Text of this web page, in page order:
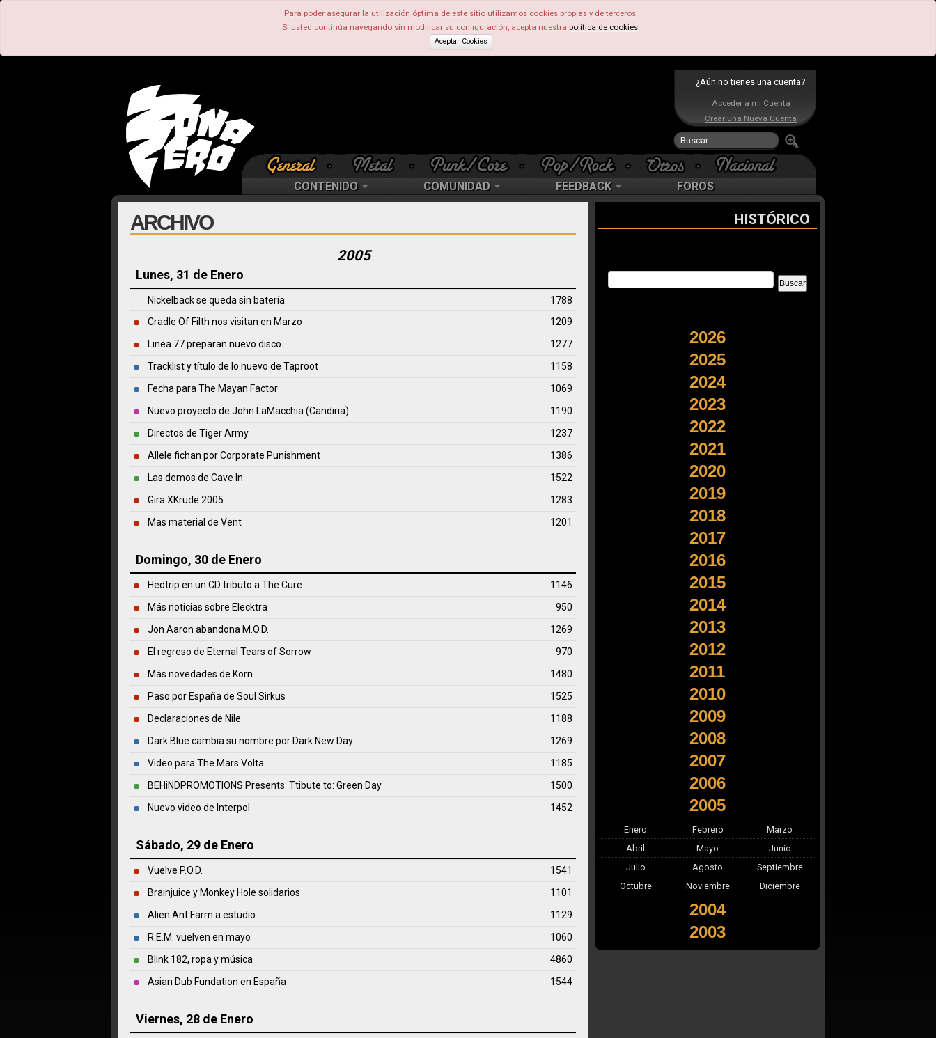
Para poder asegurar la utilización óptima de este sitio utilizamos cookies propias y de terceros.
Si usted continúa navegando sin modificar su configuración, acepta nuestra política de cookies.
Aceptar Cookies
¿Aún no tienes una cuenta?
Acceder a mi Cuenta
Crear una Nueva Cuenta
CONTENIDO COMUNIDAD FEEDBACK FOROS
ARCHIVO
2005
Lunes, 31 de Enero
Nickelback se queda sin batería
1788
Cradle Of Filth nos visitan en Marzo
1209
Linea 77 preparan nuevo disco
1277
Tracklist y título de lo nuevo de Taproot
1158
Fecha para The Mayan Factor
1069
Nuevo proyecto de John LaMacchia (Candiria)
1190
Directos de Tiger Army
1237
Allele fichan por Corporate Punishment
1386
Las demos de Cave In
1522
Gira XKrude 2005
1283
Mas material de Vent
1201
Domingo, 30 de Enero
Hedtrip en un CD tributo a The Cure
1146
Más noticias sobre Elecktra
950
Jon Aaron abandona M.O.D.
1269
El regreso de Eternal Tears of Sorrow
970
Más novedades de Korn
1480
Paso por España de Soul Sirkus
1525
Declaraciones de Nile
1188
Dark Blue cambia su nombre por Dark New Day
1269
Video para The Mars Volta
1185
BEHiNDPROMOTIONS Presents: Ttibute to: Green Day
1500
Nuevo video de Interpol
1452
Sábado, 29 de Enero
Vuelve P.O.D.
1541
Brainjuice y Monkey Hole solidarios
1101
Alien Ant Farm a estudio
1129
R.E.M. vuelven en mayo
1060
Blink 182, ropa y música
4860
Asian Dub Fundation en España
1544
Viernes, 28 de Enero
HISTÓRICO
2026
2025
2024
2023
2022
2021
2020
2019
2018
2017
2016
2015
2014
2013
2012
2011
2010
2009
2008
2007
2006
2005
Enero Febrero
Marzo
Abril
Mayo
Junio
Julio
Agosto
Septiembre
Octubre
Noviembre Diciembre
2004
2003